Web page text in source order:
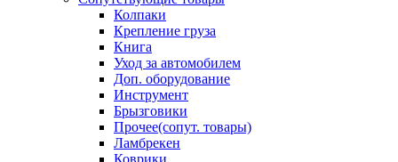
Колпаки
Крепление груза
Книга
Уход за автомобилем
Доп. оборудование
Инструмент
Брызговики
Прочее(сопут. товары)
Ламбрекен